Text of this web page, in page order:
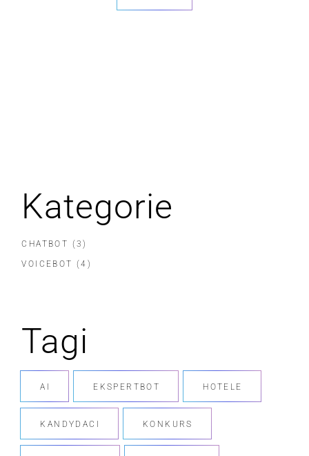
Kategorie
CHATBOT (3)
VOICEBOT (4)
Tagi
AI EKSPERTBOT HOTELE
KANDYDACI KONKURS